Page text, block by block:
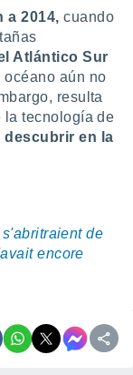
a 2014, cuando
Atlántico Sur
océano aún no
resulta
la tecnología de
descubrir en la
de
encore